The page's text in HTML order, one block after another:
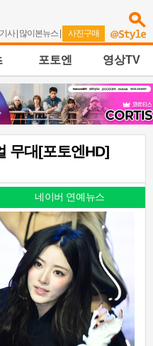
사| 많이본뉴스 | 사진구매
포토엔 영상TV
무대[포토엔HD]
네이버 연예뉴스